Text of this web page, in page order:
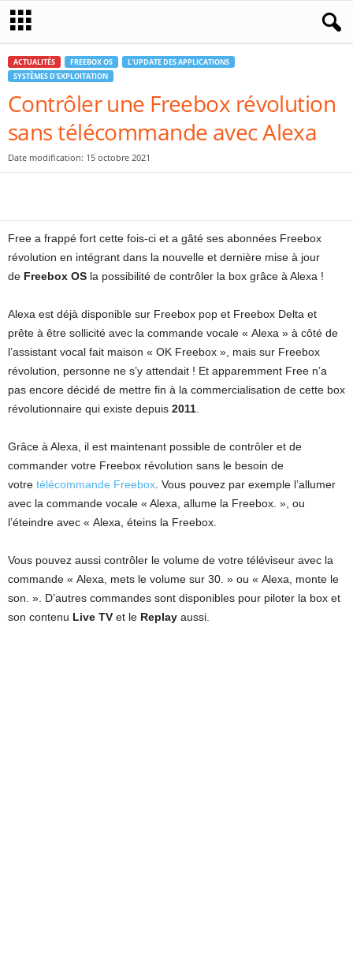
ACTUALITÉS FREEBOX OS
L'UPDATE DES APPLICATIONS
SYSTÈMES D'EXPLOITATION
Contrôler une Freebox révolution
sans télécommande avec Alexa
Date modification: 15 octobre 2021
Free a frappé fort cette fois-ci et a gâté ses abonnées Freebox
révolution en intégrant dans la nouvelle et dernière mise à jour
de Freebox OS la possibilité de contrôler la box grâce à Alexa !
Alexa est déjà disponible sur Freebox pop et Freebox Delta et
prête à être sollicité avec la commande vocale « Alexa » à côté de
l’assistant vocal fait maison « OK Freebox », mais sur Freebox
révolution, personne ne s’y attendait ! Et apparemment Free n’a
pas encore décidé de mettre fin à la commercialisation de cette box
révolutionnaire qui existe depuis 2011
Grâce à Alexa, il est maintenant possible de contrôler et de
commander votre Freebox révolution sans le besoin de
votre télécommande Freebox . Vous pouvez par exemple l’allumer
avec la commande vocale « Alexa, allume la Freebox. », ou
l’éteindre avec « Alexa, éteins la Freebox.
Vous pouvez aussi contrôler le volume de votre téléviseur avec la
commande « Alexa, mets le volume sur 30. » ou « Alexa, monte le
son. ». D’autres commandes sont disponibles pour piloter la box et
son contenu Live TV et le Replay aussi.